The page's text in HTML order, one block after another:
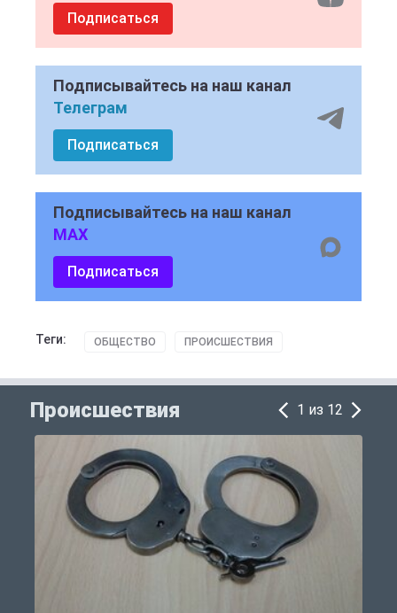
Подписаться
Подписывайтесь на наш канал
Телеграм
Подписаться
Подписывайтесь на наш канал
MAX
Подписаться
Теги: ОБЩЕСТВО ПРОИСШЕСТВИЯ
Происшествия 1 из 12